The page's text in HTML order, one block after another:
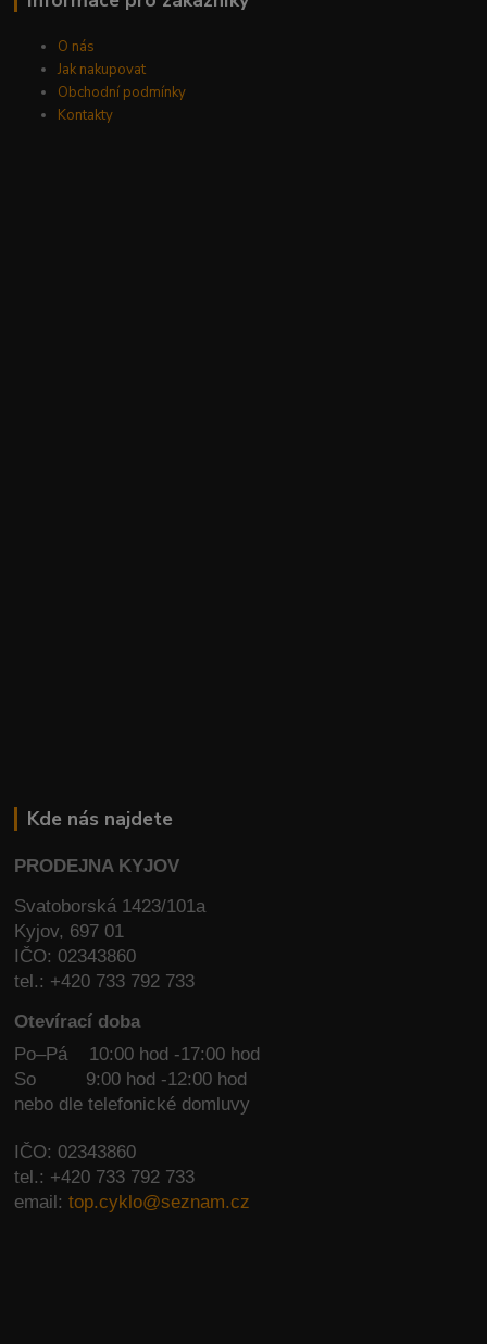
O nás
Jak nakupovat
Obchodní podmínky
Kontakty
Kde nás najdete
PRODEJNA KYJOV
Svatoborská 1423/101a
Kyjov, 697 01
IČO: 02343860
tel.: +420 733 792 733
Otevírací doba
Po–Pá 10:00 hod -17:00 hod
So
9:00 hod -12:00 hod
nebo dle telefonické domluvy
IČO: 02343860
tel.: +420 733 792 733
email:top.cyklo@seznam.cz